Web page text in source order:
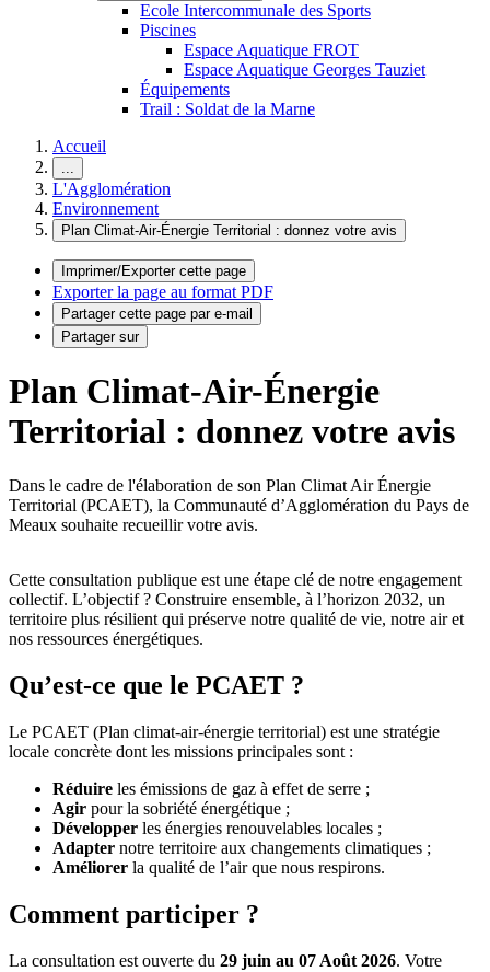
Ecole Intercommunale des Sports
Piscines
Espace Aquatique FROT
Espace Aquatique Georges Tauziet
Équipements
Trail : Soldat de la Marne
Accueil
...
L'Agglomération
Environnement
Plan Climat-Air-Énergie Territorial : donnez votre avis
Imprimer/Exporter cette page
Exporter la page au format PDF
Partager cette page par e-mail
Partager sur
Plan Climat-Air-Énergie
Territorial : donnez votre avis
Dans le cadre de l'élaboration de son Plan Climat Air Énergie
Territorial (PCAET), la Communauté d’Agglomération du Pays de
Meaux souhaite recueillir votre avis.
Cette consultation publique est une étape clé de notre engagement
collectif. L’objectif ? Construire ensemble, à l’horizon 2032, un
territoire plus résilient qui préserve notre qualité de vie, notre air et
nos ressources énergétiques.
Qu’est‑ce que le PCAET ?
Le PCAET (Plan climat‑air‑énergie territorial) est une stratégie
locale concrète dont les missions principales sont :
Réduire les émissions de gaz à effet de serre ;
Agir pour la sobriété énergétique ;
Développer les énergies renouvelables locales ;
Adapter notre territoire aux changements climatiques ;
Améliorer la qualité de l’air que nous respirons.
Comment participer ?
La consultation est ouverte du 29 juin au 07 Août 2026. Votre